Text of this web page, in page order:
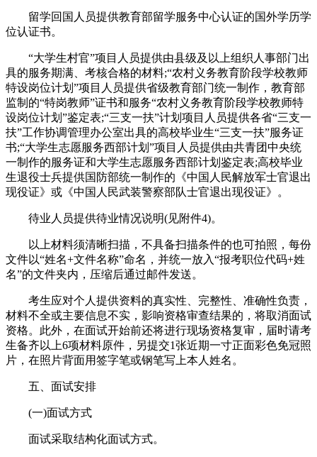
留学回国人员提供教育部留学服务中心认证的国外学历学
位认证书。
“大学生村官”项目人员提供由县级及以上组织人事部门出
具的服务期满、考核合格的材料;“农村义务教育阶段学校教师
特设岗位计划”项目人员提供省级教育部门统一制作，教育部
监制的“特岗教师”证书和服务“农村义务教育阶段学校教师特
设岗位计划”鉴定表;“三支一扶”计划项目人员提供各省“三支一
扶”工作协调管理办公室出具的高校毕业生“三支一扶”服务证
书;“大学生志愿服务西部计划”项目人员提供由共青团中央统
一制作的服务证和大学生志愿服务西部计划鉴定表;高校毕业
生退役士兵提供国防部统一制作的《中国人民解放军士官退出
现役证》或《中国人民武装警察部队士官退出现役证》。
待业人员提供待业情况说明(见附件4)。
以上材料须清晰扫描，不具备扫描条件的也可拍照，每份
文件以“姓名+文件名称”命名，并统一放入“报考职位代码+姓
名”的文件夹内，压缩后通过邮件发送。
考生应对个人提供资料的真实性、完整性、准确性负责，
材料不全或主要信息不实，影响资格审查结果的，将取消面试
资格。此外，在面试开始前还将进行现场资格复审，届时请考
生备齐以上6项材料原件，另提交1张近期一寸正面彩色免冠照
片，在照片背面用签字笔或钢笔写上本人姓名。
五、面试安排
(一)面试方式
面试采取结构化面试方式。